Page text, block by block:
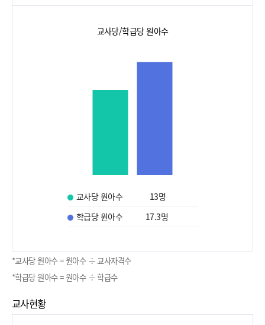
교사당/학급당 원아수
교사당 원아수 13명
학급당 원아수
17.3명
*교사당 원아수 = 원아수 ÷ 교사자격수
*학급당 원아수 = 원아수 ÷ 학급수
교사현황